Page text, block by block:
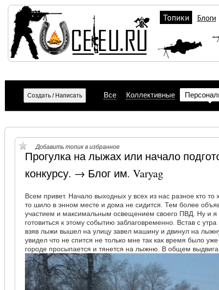
Топики Блоги
Все Коллективные
Добавить топик в избранное
Прогулка на лыжах или начало
конкурсу. → Блог им. Varyag
Всем привет. Начало выходных у всех из нас разное кто то
то шило в энном месте и дома не сидится. Тем более
участием и максимальным освещением своего ПВД. Ну и я
готовиться к этому событию заблаговременно. Встав с
взяв лыжи вышел на улицу завел машину и двинул на
увидел что не спится не только мне так как время было
городе просыпается и тянется на лыжню. В общем